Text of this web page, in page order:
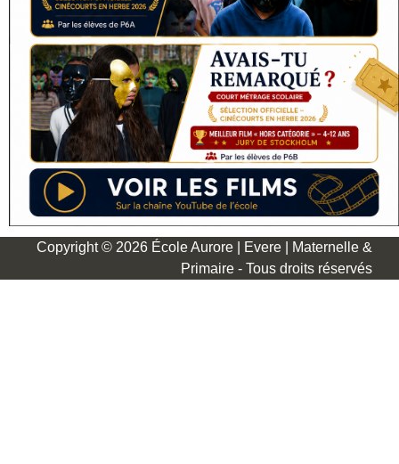
Copyright © 2026 École Aurore | Evere | Maternelle &
Primaire - Tous droits réservés